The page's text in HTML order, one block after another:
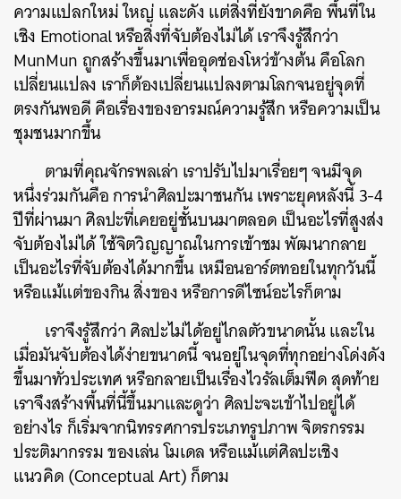
ความแปลกใหม่ ใหญ่ และดัง แต่สิ่งที่ยังขาดคือ พื้นที่ใน
เชิง Emotional หรือสิ่งที่จับต้องไม่ได้ เราจึงรู้สึกว่า
MunMun ถูกสร้างขึ้นมาเพื่ออุดช่องโหว่ข้างต้น คือโลก
เปลี่ยนแปลง เราก็ต้องเปลี่ยนแปลงตามโลกจนอยู่จุดที่
ตรงกันพอดี คือเรื่องของอารมณ์ความรู้สึก หรือความเป็น
ชุมชนมากขึ้น
ตามที่คุณจักรพลเล่า เราปรับไปมาเรื่อยๆ จนมีจุด
หนึ่งร่วมกันคือ การนำศิลปะมาชนกัน เพราะยุคหลังนี้ 3-4
ปีที่ผ่านมา ศิลปะที่เคยอยู่ชั้นบนมาตลอด เป็นอะไรที่สูงส่ง
จับต้องไม่ได้ ใช้จิตวิญญาณในการเข้าชม พัฒนากลาย
เป็นอะไรที่จับต้องได้มากขึ้น เหมือนอาร์ตทอยในทุกวันนี้
หรือแม้แต่ของกิน สิ่งของ หรือการดีไซน์อะไรก็ตาม
เราจึงรู้สึกว่า ศิลปะไม่ได้อยู่ไกลตัวขนาดนั้น และใน
เมื่อมันจับต้องได้ง่ายขนาดนี้ จนอยู่ในจุดที่ทุกอย่างโด่งดัง
ขึ้นมาทั่วประเทศ หรือกลายเป็นเรื่องไวรัลเต็มฟีด สุดท้าย
เราจึงสร้างพื้นที่นี้ขึ้นมาและดูว่า ศิลปะจะเข้าไปอยู่ได้
อย่างไร ก็เริ่มจากนิทรรศการประเภทรูปภาพ จิตรกรรม
ประติมากรรม ของเล่น โมเดล หรือแม้แต่ศิลปะเชิง
แนวคิด (Conceptual Art) ก็ตาม
SHARE TWEET LINE EMAIL